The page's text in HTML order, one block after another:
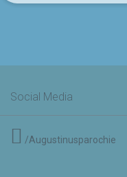
Social Media
/Augustinusparochie